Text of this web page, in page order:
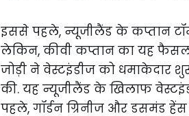
इससे पहले, न्यूजीलैंड के कप्तान
लेकिन, कीवी कप्तान का यह
जोड़ी ने वेस्टइंडीज को धमाकेदार
की. यह न्यूजीलैंड के खिलाफ
पहले, गॉर्डन ग्रिनीज और डसमंड